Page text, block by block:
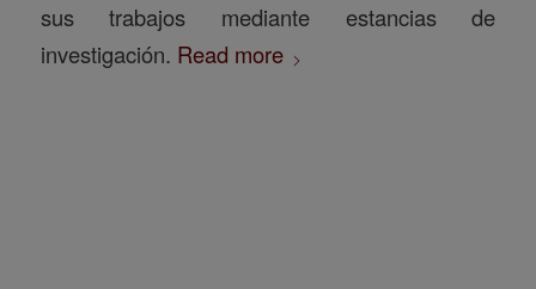
sus trabajos mediante estancias de
investigación. Read more